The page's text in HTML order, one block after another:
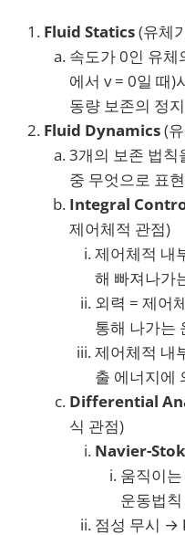
Fluid Statics(유체
속도가 0인 유
에서 v = 0일 때)
동량 보존의 정
Fluid Dynamics(
3개의 보존 법
중 무엇으로 표
Integral
제어체적 관점)
제어체적 내
해 빠져나가
외력 = 제어
통해 나가는
제어체적 내
출 에너지에
Differential
식 관점)
Navier-
움직이
운동법
점성 무시 →